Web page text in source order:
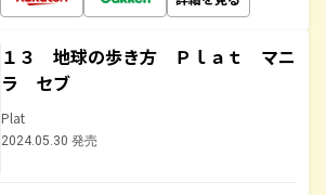
１３ 地球の歩き方 Ｐｌａｔ マニ
ラ セブ
Plat
2024.05.30 発売